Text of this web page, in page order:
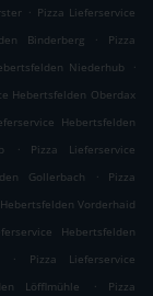
. Pizza Lieferservice
Binderberg .
Pizza
Niederhub
.
Hebertsfelden Oberdax
Hebertsfelden
.
Pizza Lieferservice
Gollerbach .
Pizza
Vorderhaid
Hebertsfelden
.
Pizza Lieferservice
Löfflmühle .
Pizza